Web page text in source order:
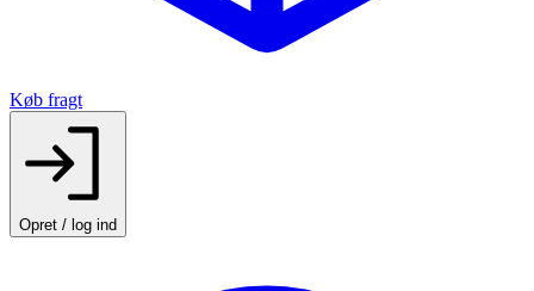
Køb fragt
Opret / log ind